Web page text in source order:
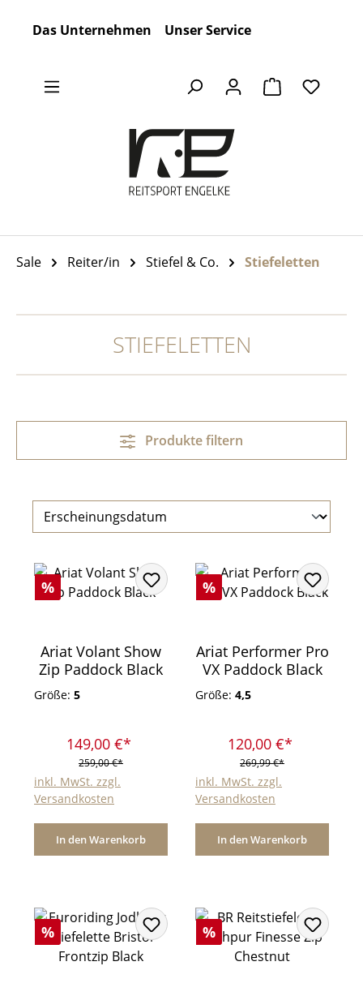
Das Unternehmen Unser Service
Warenkorb
Sale Reiter/in Stiefel & Co. Stiefeletten
STIEFELETTEN
Produkte filtern
Rabatt
%
Ariat Volant Show
Zip Paddock Black
Größe: 5
149,00 €*
259,00 €*
inkl. MwSt. zzgl.
Versandkosten
In den Warenkorb
Rabatt
%
Ariat Performer Pro
VX Paddock Black
Größe: 4,5
120,00 €*
269,99 €*
inkl. MwSt. zzgl.
Versandkosten
In den Warenkorb
Rabatt
% Rabatt
%